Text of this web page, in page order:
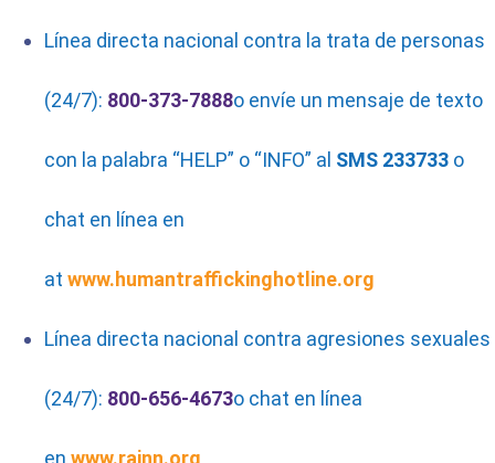
Línea directa nacional contra la trata de personas
(24/7): 800-373-7888o envíe un mensaje de texto
con la palabra “HELP” o “INFO” al SMS 233733 o
chat en línea en
at www.humantraffickinghotline.org
Línea directa nacional contra agresiones sexuales
(24/7): 800-656-4673o chat en línea
en www.rainn.org